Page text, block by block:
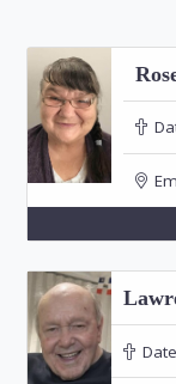
Date